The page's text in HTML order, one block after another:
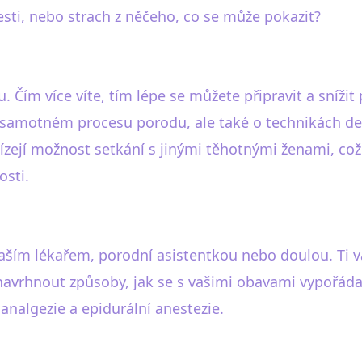
nebo strach z něčeho, co se může pokazit?
Čím více víte, tím lépe se můžete připravit a snížit
procesu porodu, ale také o technikách
možnost setkání s jinými těhotnými ženami,
lékařem, porodní asistentkou nebo doulou. Ti
způsoby, jak se s vašimi obavami
a epidurální anestezie.